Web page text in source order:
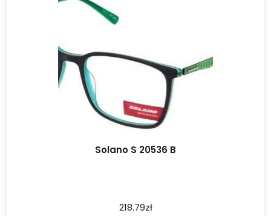
Solano S 20536 B
218.79zł